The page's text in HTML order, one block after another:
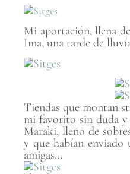
Mi aportación, llena
Ima, una tarde de
Tiendas que montan
mi favorito sin duda y
Maraki, lleno de
y que habían
amigas…